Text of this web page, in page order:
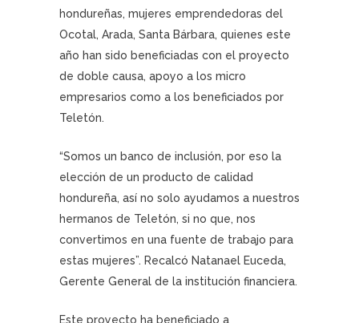
hondureñas, mujeres emprendedoras del
Ocotal, Arada, Santa Bárbara, quienes este
año han sido beneficiadas con el proyecto
de doble causa, apoyo a los micro
empresarios como a los beneficiados por
Teletón.
“Somos un banco de inclusión, por eso la
elección de un producto de calidad
hondureña, así no solo ayudamos a nuestros
hermanos de Teletón, si no que, nos
convertimos en una fuente de trabajo para
estas mujeres”. Recalcó Natanael Euceda,
Gerente General de la institución financiera.
Este proyecto ha beneficiado a